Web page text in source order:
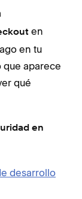
en
en tu
que aparece
qué
en
desarrollo